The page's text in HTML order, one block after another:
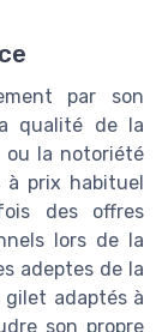
par son
qualité de la
ou la notoriété
prix habituel
des offres
lors de la
adeptes de la
adaptés à
son propre